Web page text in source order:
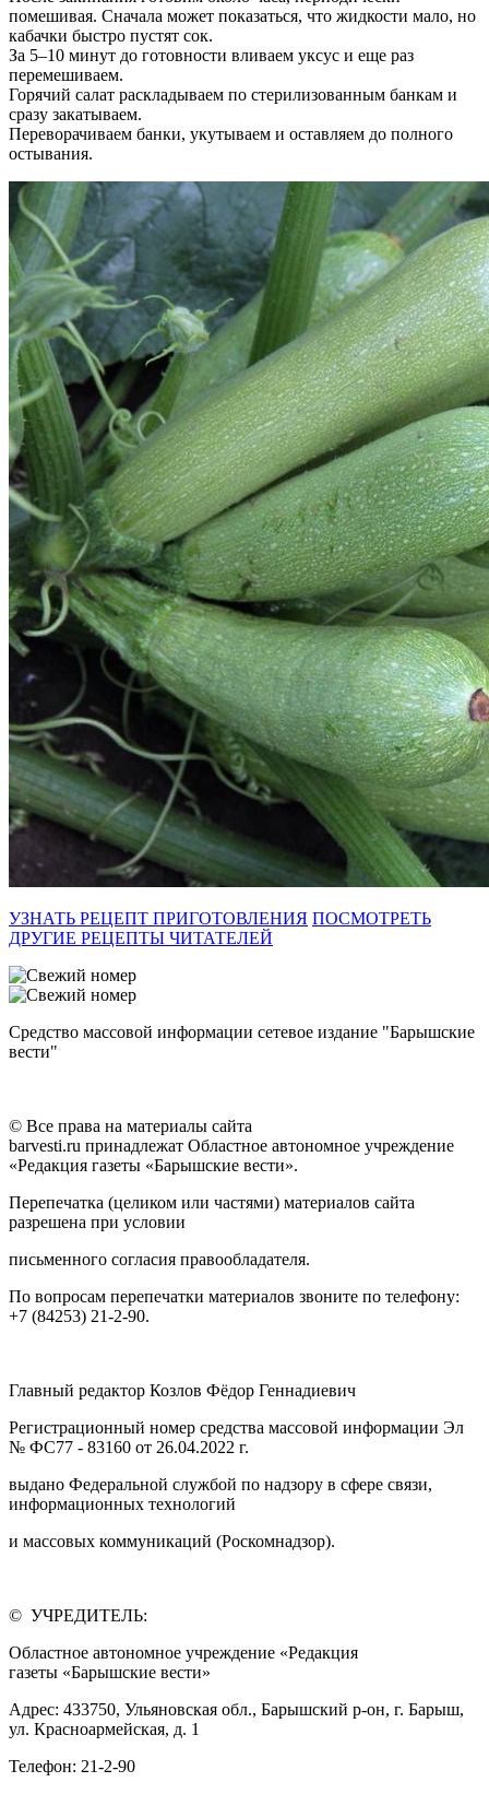
помешивая. Сначала может показаться, что жидкости мало, но
кабачки быстро пустят сок.
За 5–10 минут до готовности вливаем уксус и еще раз
перемешиваем.
Горячий салат раскладываем по стерилизованным банкам и
сразу закатываем.
Переворачиваем банки, укутываем и оставляем до полного
остывания.
УЗНАТЬ РЕЦЕПТ ПРИГОТОВЛЕНИЯ ПОСМОТРЕТЬ
ДРУГИЕ РЕЦЕПТЫ ЧИТАТЕЛЕЙ
Средство массовой информации сетевое издание "Барышские
вести"
© Все права на материалы сайта
barvesti.ru принадлежат Областное автономное учреждение
«Редакция газеты «Барышские вести».
Перепечатка (целиком или частями) материалов сайта
разрешена при условии
письменного согласия правообладателя.
По вопросам перепечатки материалов звоните по телефону:
+7 (84253) 21-2-90.
Главный редактор Козлов Фёдор Геннадиевич
Регистрационный номер средства массовой информации Эл
№ ФС77 - 83160 от 26.04.2022 г.
выдано Федеральной службой по надзору в сфере связи,
информационных технологий
и массовых коммуникаций (Роскомнадзор).
© УЧРЕДИТЕЛЬ:
Областное автономное учреждение «Редакция
газеты «Барышские вести»
Адрес: 433750, Ульяновская обл., Барышский р-он, г. Барыш,
ул. Красноармейская, д. 1
Телефон: 21-2-90